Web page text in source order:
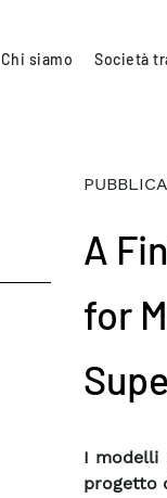
Chi siamo Società
A
for
I modelli
progetto